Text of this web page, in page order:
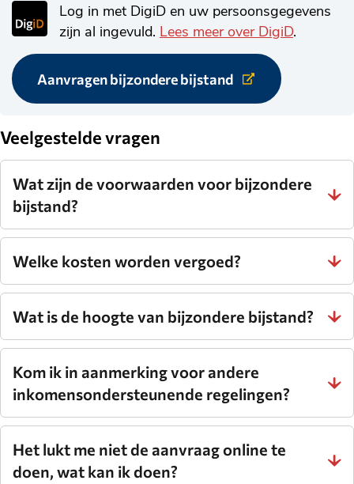
Log in met DigiD en uw persoonsgegevens
zijn al ingevuld. Lees meer over DigiD.
Aanvragen bijzondere bijstand
Link
website.
Veelgestelde vragen
Wat zijn de voorwaarden voor bijzondere
bijstand?
Welke kosten worden vergoed?
Wat is de hoogte van bijzondere bijstand?
Kom ik in aanmerking voor andere
inkomensondersteunende regelingen?
Het lukt me niet de aanvraag online te
doen, wat kan ik doen?